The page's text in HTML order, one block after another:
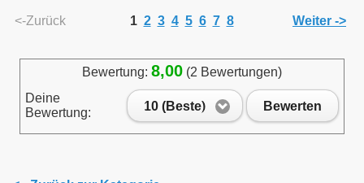
<-Zurück 1 2 3 4 5 6 7 8 Weiter ->
Bewertung: 8,00 (2 Bewertungen)
Deine
Bewertung:
10 (Beste) Bewerten